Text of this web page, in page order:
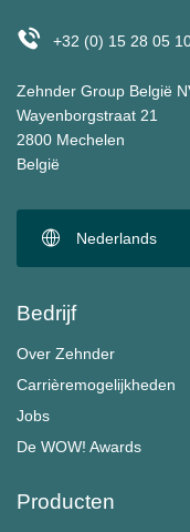
+32 (0) 15 28 05
Zehnder Group België
Wayenborgstraat 21
2800 Mechelen
België
Nederlands
Bedrijf
Over Zehnder
Carrièremogelijkheden
Jobs
De WOW! Awards
Producten